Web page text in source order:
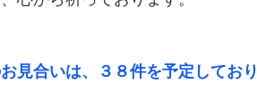
見合いは、３８件を予定しており